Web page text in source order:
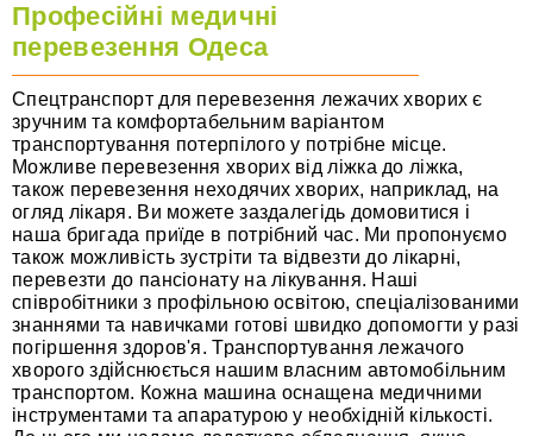
Професійні медичні
перевезення Одеса
Спецтранспорт для перевезення лежачих хворих є
зручним та комфортабельним варіантом
транспортування потерпілого у потрібне місце.
Можливе перевезення хворих від ліжка до ліжка,
також перевезення неходячих хворих, наприклад, на
огляд лікаря. Ви можете заздалегідь домовитися і
наша бригада приїде в потрібний час. Ми пропонуємо
також можливість зустріти та відвезти до лікарні,
перевезти до пансіонату на лікування. Наші
співробітники з профільною освітою, спеціалізованими
знаннями та навичками готові швидко допомогти у разі
погіршення здоров'я. Транспортування лежачого
хворого здійснюється нашим власним автомобільним
транспортом. Кожна машина оснащена медичними
інструментами та апаратурою у необхідній кількості.